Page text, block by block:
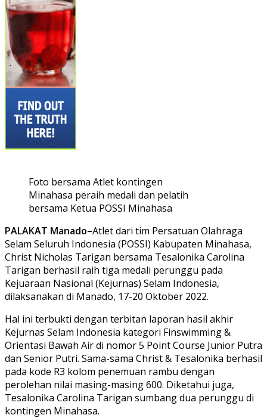
Foto bersama Atlet kontingen
Minahasa peraih medali dan pelatih
bersama Ketua POSSI Minahasa
PALAKAT Manado–Atlet dari tim Persatuan Olahraga
Selam Seluruh Indonesia (POSSI) Kabupaten Minahasa,
Christ Nicholas Tarigan bersama Tesalonika Carolina
Tarigan berhasil raih tiga medali perunggu pada
Kejuaraan Nasional (Kejurnas) Selam Indonesia,
dilaksanakan di Manado, 17-20 Oktober 2022.
Hal ini terbukti dengan terbitan laporan hasil akhir
Kejurnas Selam Indonesia kategori Finswimming &
Orientasi Bawah Air di nomor 5 Point Course Junior Putra
dan Senior Putri. Sama-sama Christ & Tesalonika berhasil
pada kode R3 kolom penemuan rambu dengan
perolehan nilai masing-masing 600. Diketahui juga,
Tesalonika Carolina Tarigan sumbang dua perunggu di
kontingen Minahasa.